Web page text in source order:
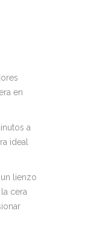
en
a
ideal
lienzo
cera